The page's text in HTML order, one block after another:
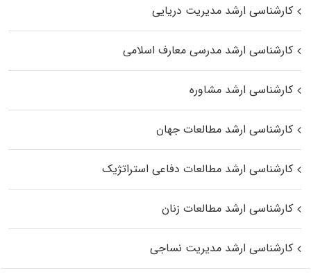
کارشناسی ارشد مدیریت دریایی
کارشناسی ارشد مدرسی معارف اسلامی
کارشناسی ارشد مشاوره
کارشناسی ارشد مطالعات جهان
کارشناسی ارشد مطالعات دفاعی استراتژیک
کارشناسی ارشد مطالعات زنان
کارشناسی ارشد مدیریت نساجی